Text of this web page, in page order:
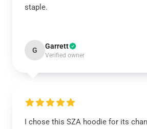
staple.
G Garrett
Verified owner
I chose this SZA hoodie for its